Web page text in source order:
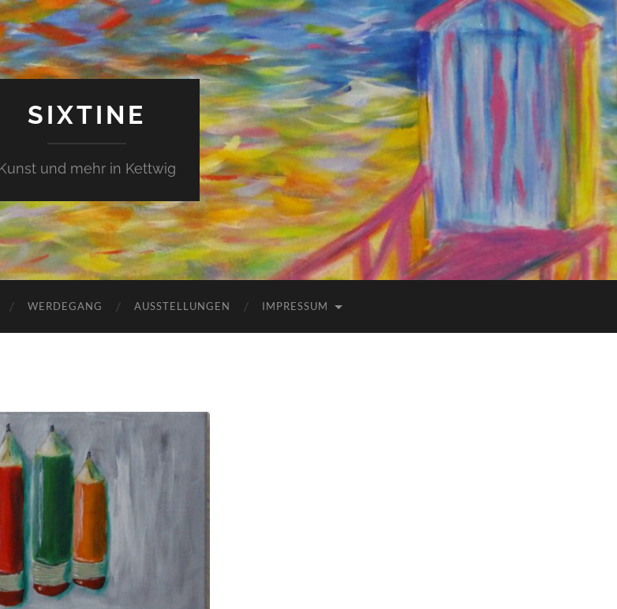
SIXTINE
und mehr in Kettwig
WERDEGANG AUSSTELLUNGEN IMPRESSUM